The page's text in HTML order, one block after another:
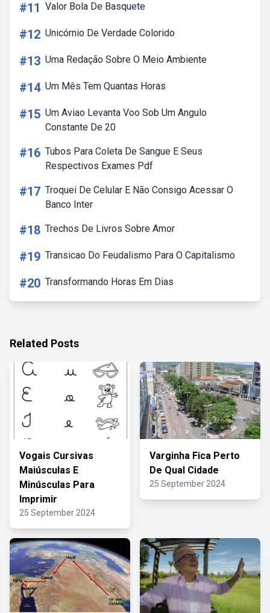
#11 Valor Bola De Basquete
#12 Unicórnio De Verdade Colorido
#13 Uma Redação Sobre O Meio Ambiente
#14 Um Mês Tem Quantas Horas
#15 Um Aviao Levanta Voo Sob Um Angulo
Constante De 20
#16 Tubos Para Coleta De Sangue E Seus
Respectivos Exames Pdf
#17 Troquei De Celular E Não Consigo Acessar O
Banco Inter
#18 Trechos De Livros Sobre Amor
#19 Transicao Do Feudalismo Para O Capitalismo
#20 Transformando Horas Em Dias
Related Posts
Vogais Cursivas
Maiúsculas E
Minúsculas Para
Imprimir
25 September 2024
Varginha Fica Perto
De Qual Cidade
25 September 2024